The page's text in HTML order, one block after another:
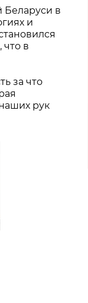
Беларуси в
и
в
за что
рук